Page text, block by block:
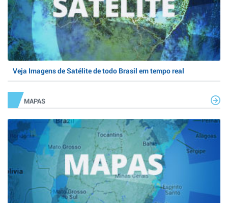
Veja Imagens de Satélite de todo Brasil em tempo real
MAPAS